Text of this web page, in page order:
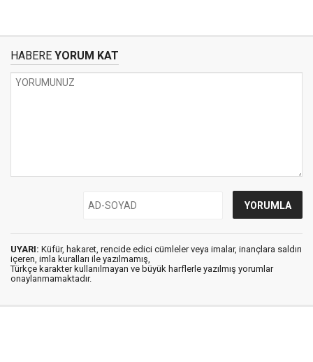
HABERE YORUM KAT
UYARI: Küfür, hakaret, rencide edici cümleler veya imalar, inançlara saldırı
içeren, imla kuralları ile yazılmamış,
Türkçe karakter kullanılmayan ve büyük harflerle yazılmış yorumlar
onaylanmamaktadır.